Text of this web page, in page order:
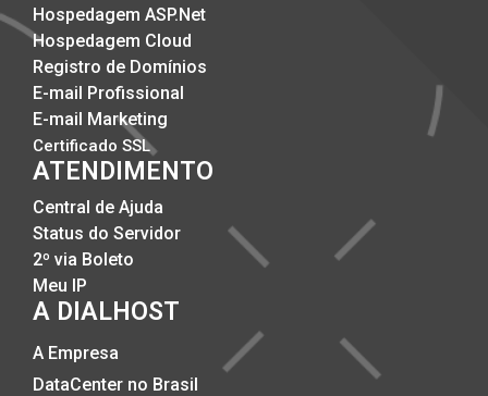
Hospedagem ASP.Net
Hospedagem Cloud
Registro de Domínios
E-mail Profissional
E-mail Marketing
Certificado SSL
ATENDIMENTO
Central de Ajuda
Status do Servidor
2º via Boleto
Meu IP
A DIALHOST
A Empresa
DataCenter no Brasil